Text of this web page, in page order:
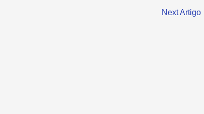
Next Artigo